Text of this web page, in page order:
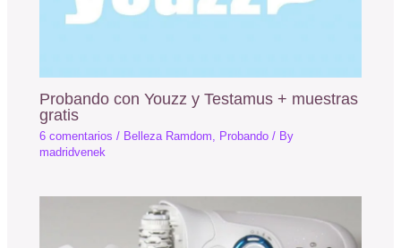
Probando con Youzz y Testamus + muestras
gratis
6 comentarios / Belleza Ramdom, Probando / By
madridvenek